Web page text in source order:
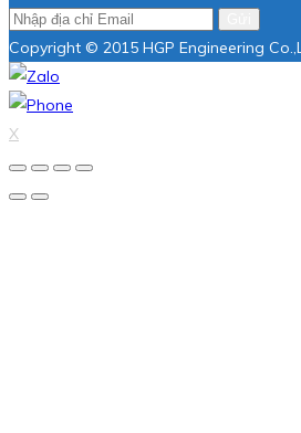
Copyright © 2015 HGP Engineering
X